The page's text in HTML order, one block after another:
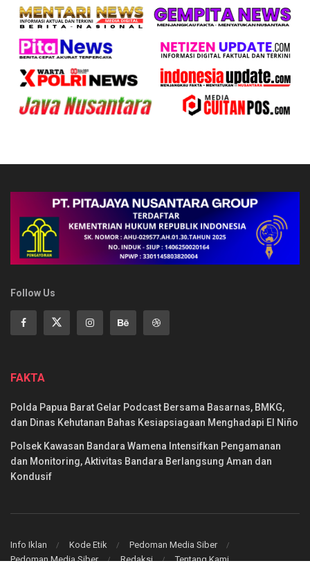
Follow Us
FAKTA
Polda Papua Barat Gelar Podcast Bersama Basarnas, BMKG,
dan Dinas Kehutanan Bahas Kesiapsiagaan Menghadapi El Niño
Polsek Kawasan Bandara Wamena Intensifkan Pengamanan
dan Monitoring, Aktivitas Bandara Berlangsung Aman dan
Kondusif
Info Iklan Kode Etik
Pedoman Media Siber
Pedoman Media Siber
Redaksi Tentang Kami